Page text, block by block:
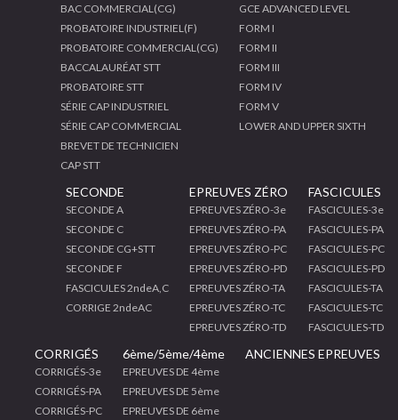
BAC COMMERCIAL(CG)
PROBATOIRE INDUSTRIEL(F)
PROBATOIRE COMMERCIAL(CG)
BACCALAURÉAT STT
PROBATOIRE STT
SÉRIE CAP INDUSTRIEL
SÉRIE CAP COMMERCIAL
BREVET DE TECHNICIEN
CAP STT
GCE ADVANCED LEVEL
FORM I
FORM II
FORM III
FORM IV
FORM V
LOWER AND UPPER SIXTH
SECONDE
SECONDE A
SECONDE C
SECONDE CG+STT
SECONDE F
FASCICULES 2ndeA,C
CORRIGE 2ndeAC
EPREUVES ZÉRO
EPREUVES ZÉRO-3e
EPREUVES ZÉRO-PA
EPREUVES ZÉRO-PC
EPREUVES ZÉRO-PD
EPREUVES ZÉRO-TA
EPREUVES ZÉRO-TC
EPREUVES ZÉRO-TD
FASCICULES
FASCICULES-3e
FASCICULES-PA
FASCICULES-PC
FASCICULES-PD
FASCICULES-TA
FASCICULES-TC
FASCICULES-TD
CORRIGÉS
CORRIGÉS-3e
CORRIGÉS-PA
CORRIGÉS-PC
6ème/5ème/4ème
EPREUVES DE 4ème
EPREUVES DE 5ème
EPREUVES DE 6ème
ANCIENNES EPREUVES